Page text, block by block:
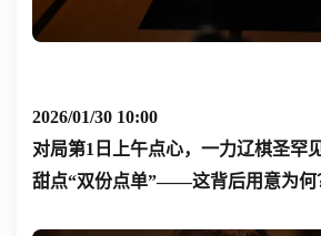
2026/01/30 10:00
对局第1日上午点心，一力辽棋圣罕
甜点“双份点单”——这背后用意为何